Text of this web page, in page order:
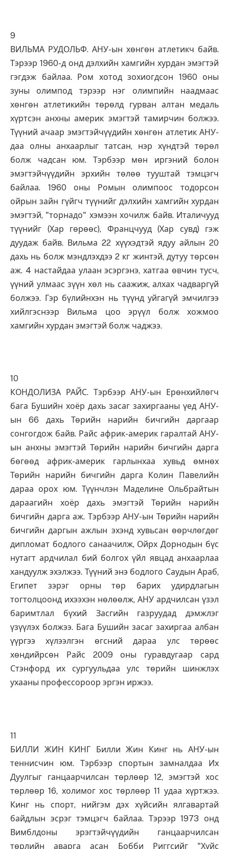
9
ВИЛЬМА РУДОЛЬФ. АНУ-ын хөнгөн атлетикч байв.
Тэрээр 1960-д онд дэлхийн хамгийн хурдан эмэгтэй
гэгдэж байлаа. Ром хотод зохиогдсон 1960 оны
зуны олимпод тэрээр нэг олимпийн наадмаас
хөнгөн атлетикийн төрөлд гурван алтан медаль
хүртсэн анхны америк эмэгтэй тамирчин болжээ.
Түүний ачаар эмэгтэйчүүдийн хөнгөн атлетик АНУ-
даа олны анхаарлыг татсан, нэр хүндтэй төрөл
болж чадсан юм. Тэрбээр мөн иргэний болон
эмэгтэйчүүдийн эрхийн төлөө тууштай тэмцэгч
байлаа. 1960 оны Ромын олимпоос тодорсон
ойрын зайн гүйгч түүнийг дэлхийн хамгийн хурдан
эмэгтэй, "торнадо" хэмээн хочилж байв. Италичууд
түүнийг (Хар гөрөөс), Францчууд (Хар сувд) гэж
дуудаж байв. Вильма 22 хүүхэдтэй ядуу айлын 20
дахь нь болж мэндлэхдээ 2 кг жинтэй, дутуу төрсөн
аж. 4 настайдаа улаан эсэргэнэ, хатгаа өвчин тусч,
үүний улмаас зүүн хөл нь саажиж, алхах чадваргүй
болжээ. Гэр бүлийнхэн нь түүнд уйгагүй эмчилгээ
хийлгэснээр Вильма цоо эрүүл болж хожмоо
хамгийн хурдан эмэгтэй болж чаджээ.
10
КОНДОЛИЗА РАЙС. Тэрбээр АНУ-ын Ерөнхийлөгч
бага Бушийн хоёр дахь засаг захиргааны үед АНУ-
ын 66 дахь Төрийн нарийн бичгийн даргаар
сонгогдож байв. Райс африк-америк гаралтай АНУ-
ын анхны эмэгтэй Төрийн нарийн бичгийн дарга
бөгөөд африк-америк гарлынхаа хувьд өмнөх
Төрийн нарийн бичгийн дарга Колин Павелийн
дараа орох юм. Түүнчлэн Маделине Ольбрайтын
дараагийн хоёр дахь эмэгтэй Төрийн нарийн
бичгийн дарга аж. Тэрбээр АНУ-ын Төрийн нарийн
бичгийн даргын ажлын эхэнд хувьсан өөрчлөгдөг
дипломат бодлого санаачилж, Ойрх Дорнодын бүс
нутагт ардчилал бий болгох үйл явцад анхаарлаа
хандуулж эхэлжээ. Түүний энэ бодлого Саудын Араб,
Египет зэрэг орны төр барих удирдлагын
тогтолцоонд ихээхэн нөлөөлж, АНУ ардчилсан үзэл
баримтлал бүхий Засгийн газруудад дэмжлэг
үзүүлэх болжээ. Бага Бушийн засаг захиргаа албан
үүргээ хүлээлгэн өгсний дараа улс төрөөс
хөндийрсөн Райс 2009 оны гуравдугаар сард
Стэнфорд их сургуульдаа улс төрийн шинжлэх
ухааны профессороор эргэн иржээ.
11
БИЛЛИ ЖИН КИНГ Билли Жин Кинг нь АНУ-ын
теннисчин юм. Тэрбээр спортын замналдаа Их
Дуулгыг ганцаарчилсан төрлөөр 12, эмэгтэй хос
төрлөөр 16, холимог хос төрлөөр 11 удаа хүртжээ.
Кинг нь спорт, нийгэм дэх хүйсийн ялгавартай
байдлын эсрэг тэмцэгч байлаа. Тэрээр 1973 онд
Вимблдоны эрэгтэйчүүдийн ганцаарчилсан
төрлийн аварга асан Бобби Риггсийг "Хүйс